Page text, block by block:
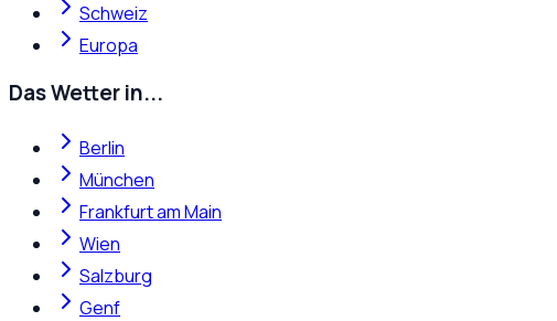
Schweiz
Europa
Das Wetter in...
Berlin
München
Frankfurt am Main
Wien
Salzburg
Genf